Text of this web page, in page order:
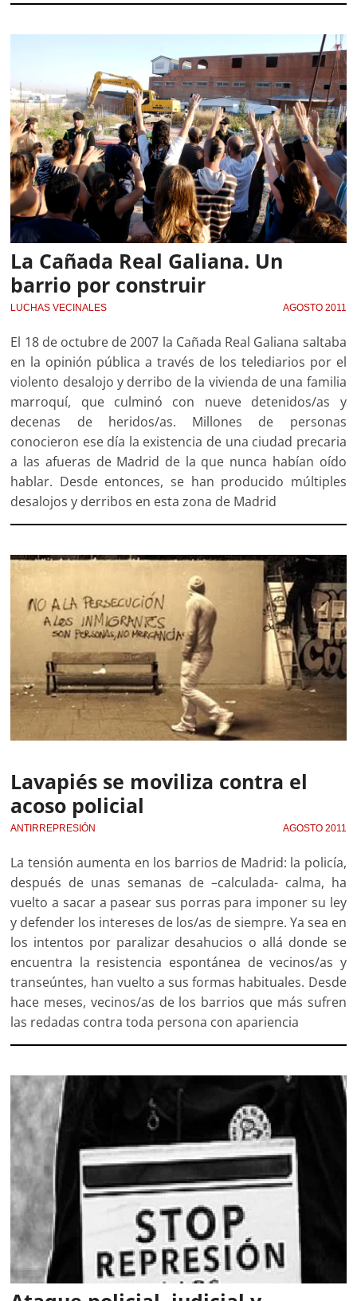
La Cañada Real Galiana. Un
barrio por construir
LUCHAS VECINALES AGOSTO 2011
El 18 de octubre de 2007 la Cañada Real Galiana saltaba
en la opinión pública a través de los telediarios por el
violento desalojo y derribo de la vivienda de una familia
marroquí, que culminó con nueve detenidos/as y
decenas de heridos/as. Millones de personas
conocieron ese día la existencia de una ciudad precaria
a las afueras de Madrid de la que nunca habían oído
hablar. Desde entonces, se han producido múltiples
desalojos y derribos en esta zona de Madrid
Lavapiés se moviliza contra el
acoso policial
ANTIRREPRESIÓN AGOSTO 2011
La tensión aumenta en los barrios de Madrid: la policía,
después de unas semanas de –calculada- calma, ha
vuelto a sacar a pasear sus porras para imponer su ley
y defender los intereses de los/as de siempre. Ya sea en
los intentos por paralizar desahucios o allá donde se
encuentra la resistencia espontánea de vecinos/as y
transeúntes, han vuelto a sus formas habituales. Desde
hace meses, vecinos/as de los barrios que más sufren
las redadas contra toda persona con apariencia